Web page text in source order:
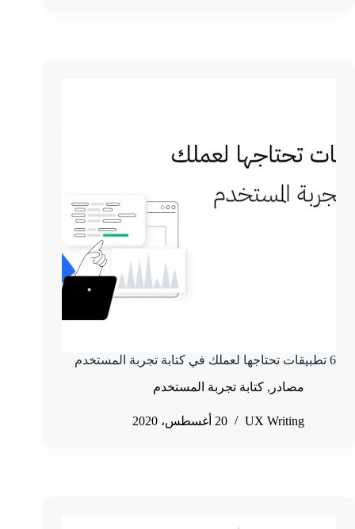
6 تطبيقات تحتاجها لعملك في كتابة تجربة المستخدم
مصادر , كتابة تجربة المستخدم
UX Writing 20 أغسطس، 2020